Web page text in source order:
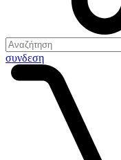
συνδεση